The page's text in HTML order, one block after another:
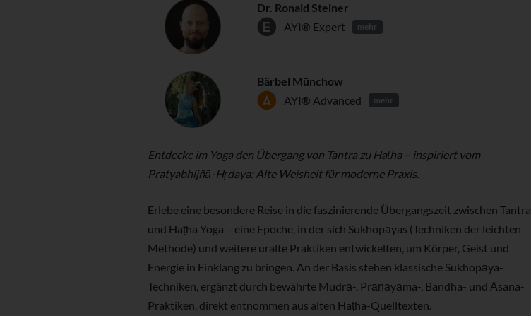
Dr. Ronald Steiner
AYI® Expert
mehr
Bärbel Münchow
AYI® Advanced
mehr
Entdecke im Yoga den Übergang von Tantra zu Haṭha – inspiriert vom
Pratyabhijñā-Hṛdaya: Alte Weisheit für moderne Praxis.
Erlebe eine besondere Reise in die faszinierende Übergangszeit zwischen Tantra
und Haṭha Yoga – eine Epoche, in der sich Sukhopāyas (Techniken der leichten
Methode) und weitere uralte Praktiken entwickelten, um Körper, Geist und
Energie in Einklang zu bringen. An der Basis stehen klassische Sukhopāya-
Techniken, ergänzt durch bewährte Mudrā-, Prāṇāyāma-, Bandha- und Āsana-
Praktiken, direkt entnommen aus alten Haṭha-Quelltexten.